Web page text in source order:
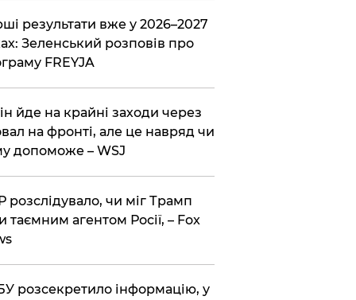
результати вже у 2026–2027
Зеленський розповів про
FREYJA
йде на крайні заходи через
на фронті, але це навряд чи
допоможе – WSJ
розслідувало, чи міг Трамп
таємним агентом Росії, – Fox
розсекретило інформацію, у